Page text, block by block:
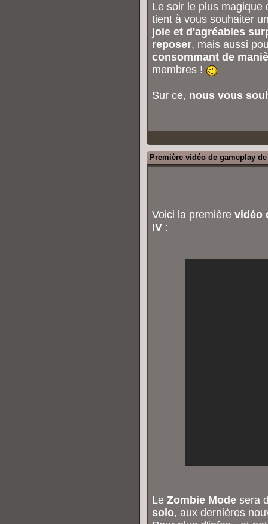
Le soir le plus
tient à vous souhaiter
joie et d'agréables
reposer, mais aussi
consommant de
membres !
Sur ce, nous vous
Première vidéo de gameplay
Voici la première vidéo
IV:
Le Zombie Modesera
solo, aux dernières